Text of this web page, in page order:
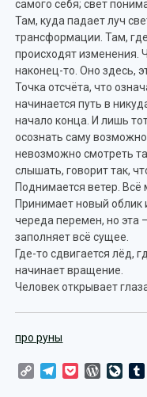
самого себя; свет
Там, куда падает луч
трансформации. Там,
происходят изменения.
наконец-то. Оно здесь,
Точка отсчёта, что
начинается путь в
начало конца. И лишь
осознать саму
невозможно смотреть
слышать, говорит так,
Поднимается ветер. Всё
Принимает новый облик
череда перемен, но эта
заполняет всё сущее.
Где-то сдвигается лёд,
начинает вращение.
Человек открывает
про руны
Copy TelegramPocket